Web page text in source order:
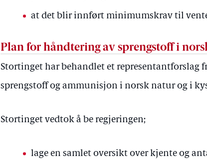
at det blir innført minimumskrav til
Plan for håndtering av sprengstoff i
Stortinget har behandlet et representantforslag
sprengstoff og ammunisjon i norsk natur og i
Stortinget vedtok å be regjeringen;
lage en samlet oversikt over kjente og